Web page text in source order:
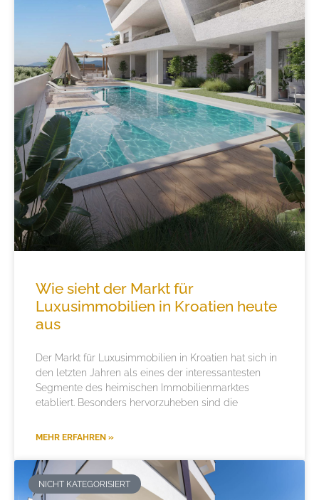
Wie sieht der Markt für
Luxusimmobilien in Kroatien heute
aus
Der Markt für Luxusimmobilien in Kroatien hat sich in
den letzten Jahren als eines der interessantesten
Segmente des heimischen Immobilienmarktes
etabliert. Besonders hervorzuheben sind die
MEHR ERFAHREN »
NICHT KATEGORISIERT